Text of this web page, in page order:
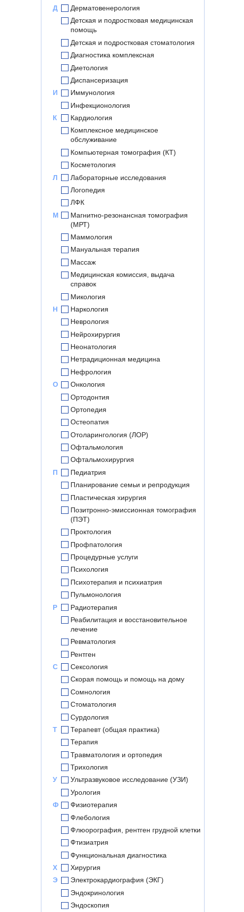
Д
Дерматовенерология
Детская и подростковая медицинская
помощь
Детская и подростковая стоматология
Диагностика комплексная
Диетология
Диспансеризация
И
Иммунология
Инфекционология
К
Кардиология
Комплексное медицинское
обслуживание
Компьютерная томография (КТ)
Косметология
Л
Лабораторные исследования
Логопедия
ЛФК
М
Магнитно-резонансная томография
(МРТ)
Маммология
Мануальная терапия
Массаж
Медицинская комиссия, выдача
справок
Микология
Н
Наркология
Неврология
Нейрохирургия
Неонатология
Нетрадиционная медицина
Нефрология
О
Онкология
Ортодонтия
Ортопедия
Остеопатия
Отоларингология (ЛОР)
Офтальмология
Офтальмохирургия
П
Педиатрия
Планирование семьи и репродукция
Пластическая хирургия
Позитронно-эмиссионная томография
(ПЭТ)
Проктология
Профпатология
Процедурные услуги
Психология
Психотерапия и психиатрия
Пульмонология
Р
Радиотерапия
Реабилитация и восстановительное
лечение
Ревматология
Рентген
С
Сексология
Скорая помощь и помощь на дому
Сомнология
Стоматология
Сурдология
Т
Терапевт (общая практика)
Терапия
Травматология и ортопедия
Трихология
У
Ультразвуковое исследование (УЗИ)
Урология
Ф
Физиотерапия
Флебология
Флюорография, рентген грудной клетки
Фтизиатрия
Функциональная диагностика
Х
Хирургия
Э
Электрокардиография (ЭКГ)
Эндокринология
Эндоскопия